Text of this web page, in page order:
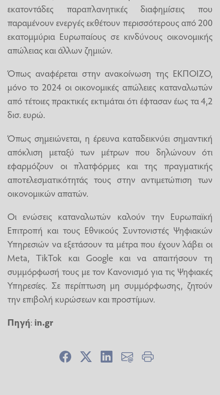
εκατοντάδες παραπλανητικές διαφημίσεις που
παραμένουν ενεργές εκθέτουν περισσότερους από 200
εκατομμύρια Ευρωπαίους σε κινδύνους οικονομικής
απώλειας και άλλων ζημιών.
Όπως αναφέρεται στην ανακοίνωση της ΕΚΠΟΙΖΟ,
μόνο το 2024 οι οικονομικές απώλειες καταναλωτών
από τέτοιες πρακτικές εκτιμάται ότι έφτασαν έως τα 4,2
δισ. ευρώ.
Όπως σημειώνεται, η έρευνα καταδεικνύει σημαντική
απόκλιση μεταξύ των μέτρων που δηλώνουν ότι
εφαρμόζουν οι πλατφόρμες και της πραγματικής
αποτελεσματικότητάς τους στην αντιμετώπιση των
οικονομικών απατών.
Οι ενώσεις καταναλωτών καλούν την Ευρωπαϊκή
Επιτροπή και τους Εθνικούς Συντονιστές Ψηφιακών
Υπηρεσιών να εξετάσουν τα μέτρα που έχουν λάβει οι
Meta, TikTok και Google και να απαιτήσουν τη
συμμόρφωσή τους με τον Κανονισμό για τις Ψηφιακές
Υπηρεσίες. Σε περίπτωση μη συμμόρφωσης, ζητούν
την επιβολή κυρώσεων και προστίμων.
Πηγή:in.gr